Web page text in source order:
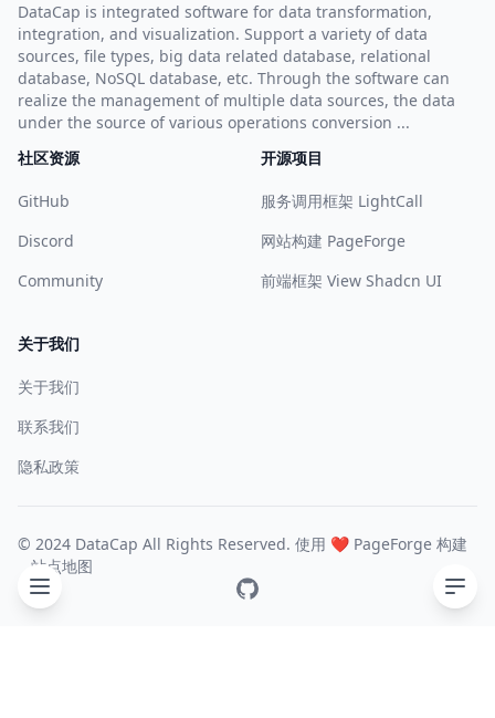
DataCap is integrated software for data transformation,
integration, and visualization. Support a variety of data
sources, file types, big data related database, relational
database, NoSQL database, etc. Through the software can
realize the management of multiple data sources, the data
under the source of various operations conversion ...
社区资源
GitHub
Discord
Community
开源项目
服务调用框架 LightCall
网站构建 PageForge
前端框架 View Shadcn UI
关于我们
关于我们
联系我们
隐私政策
© 2024 DataCap All Rights Reserved. 使用 ❤️ PageForge 构建
站点地图